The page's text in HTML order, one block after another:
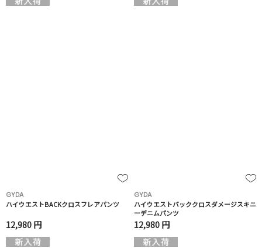
GYDA
ハイウエストBACKクロスフレアパンツ
12,980 円
GYDA
ハイウエストバッククロスダメージスキニ
ーデニムパンツ
12,980 円